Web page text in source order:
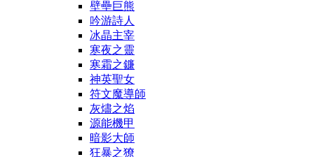
壁壘巨熊
吟游詩人
冰晶主宰
寒夜之靈
寒霜之鐮
神英聖女
符文魔導師
灰燼之焰
源能機甲
暗影大師
狂暴之獠